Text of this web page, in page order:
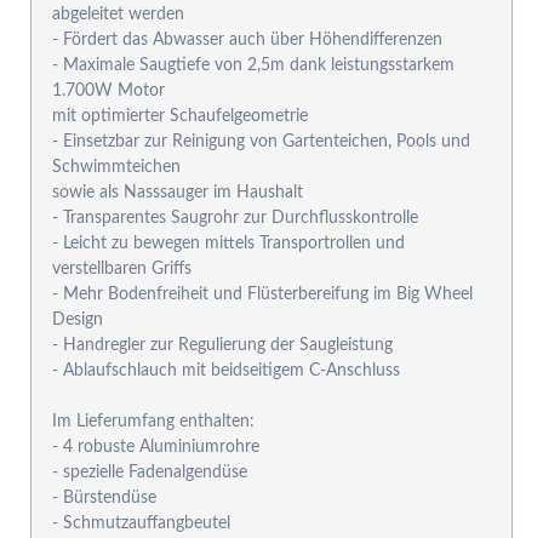
abgeleitet werden
- Fördert das Abwasser auch über Höhendifferenzen
- Maximale Saugtiefe von 2,5m dank leistungsstarkem
1.700W Motor
mit optimierter Schaufelgeometrie
- Einsetzbar zur Reinigung von Gartenteichen, Pools und
Schwimmteichen
sowie als Nasssauger im Haushalt
- Transparentes Saugrohr zur Durchflusskontrolle
- Leicht zu bewegen mittels Transportrollen und
verstellbaren Griffs
- Mehr Bodenfreiheit und Flüsterbereifung im Big Wheel
Design
- Handregler zur Regulierung der Saugleistung
- Ablaufschlauch mit beidseitigem C-Anschluss
Im Lieferumfang enthalten:
- 4 robuste Aluminiumrohre
- spezielle Fadenalgendüse
- Bürstendüse
- Schmutzauffangbeutel